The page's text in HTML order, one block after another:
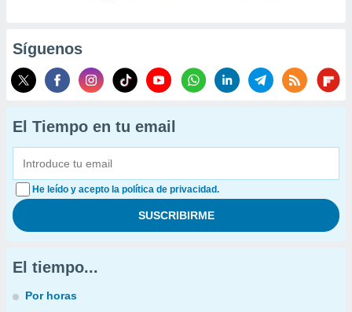
Síguenos
El Tiempo en tu email
He leído y acepto la política de privacidad.
El tiempo...
Por horas